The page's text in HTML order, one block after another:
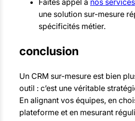
Faites appel à nos
une solution sur-mesure
spécificités métier.
conclusion
Un CRM sur-mesure est bien
outil : c’est une véritable
En alignant vos équipes, en
plateforme et en mesurant